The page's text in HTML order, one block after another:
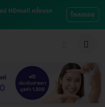
ป HDmall ครั้งแรก
โหลดเลย